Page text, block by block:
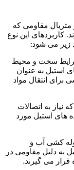
مقاومی که
کاربردهای این نوع
زیر می شود:
سخت و محیط
استیل به عنوان
برای انتقال مواد
نیاز به اتصالات
های استیل مورد
کشی آب و
به دلیل مقاومی در
قرار می گیرند.